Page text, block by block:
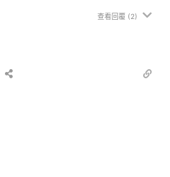
查看回覆 (2)